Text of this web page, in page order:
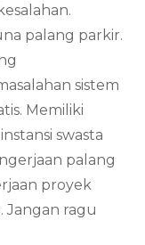
palang parkir.
sistem
Memiliki
swasta
palang
proyek
Jangan ragu